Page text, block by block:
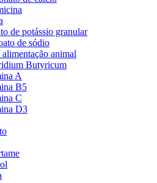
de potássio granular
de sódio
animal
Butyricum
A
B5
C
D3